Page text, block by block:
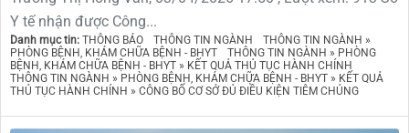
Y tế nhận được Công...
Danh mục tin: THÔNG BÁO THÔNG TIN NGÀNH
THÔNG TIN NGÀNH »
PHÒNG BỆNH, KHÁM CHỮA BỆNH - BHYT
THÔNG TIN NGÀNH » PHÒNG
BỆNH, KHÁM CHỮA BỆNH - BHYT » KẾT QUẢ THỦ TỤC HÀNH CHÍNH
THÔNG TIN NGÀNH » PHÒNG BỆNH, KHÁM CHỮA BỆNH - BHYT » KẾT QUẢ
THỦ TỤC HÀNH CHÍNH » CÔNG BỐ CƠ SỞ ĐỦ ĐIỀU KIỆN TIÊM CHỦNG